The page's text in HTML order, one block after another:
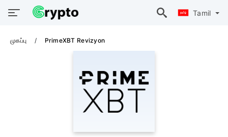
Tamil
முகப்பு PrimeXBT Revizyon